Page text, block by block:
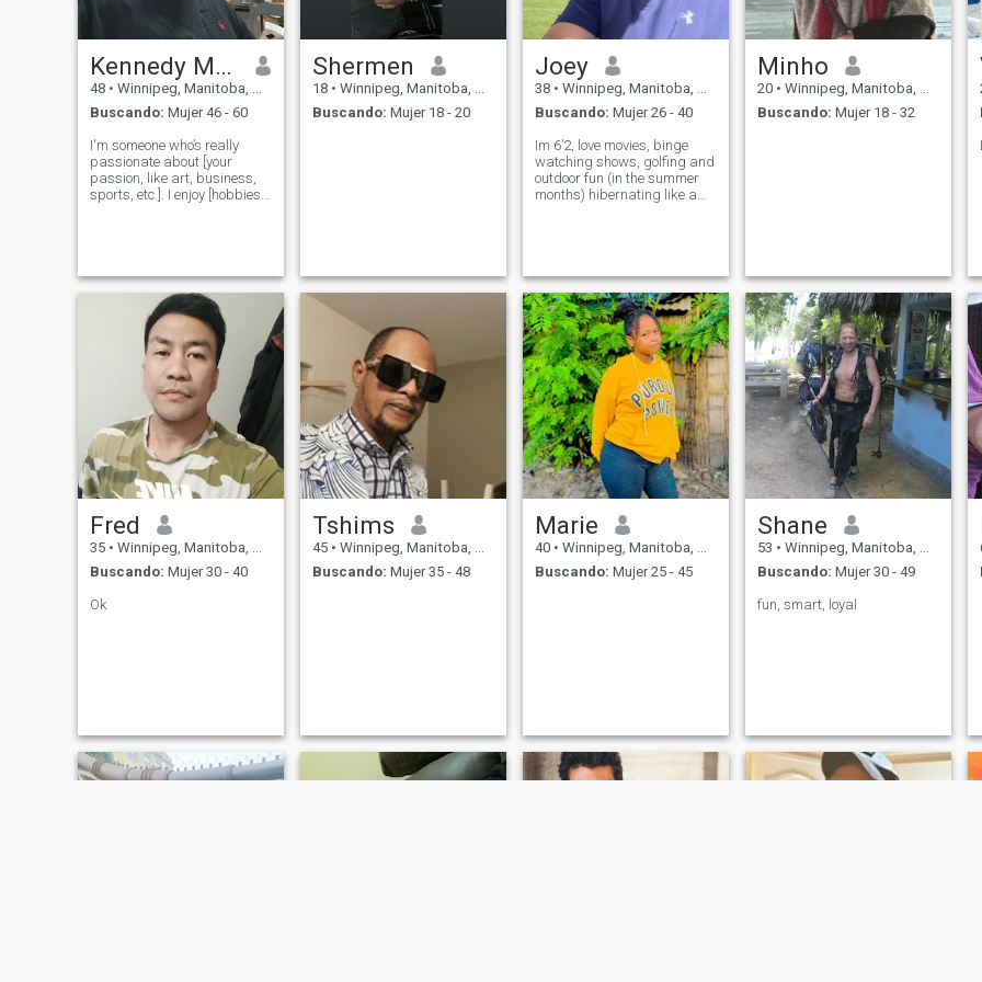
gran conversación/fecha
Kennedy Maynard
48 • Winnipeg, Manitoba, Canadá
Buscando: Mujer 46 - 60
I'm someone who’s really
passionate about [your
passion, like art, business,
sports, etc.]. I enjoy [hobbies
studying, working, building
som
Shermen
18 • Winnipeg, Manitoba, Canadá
Buscando: Mujer 18 - 20
Joey
38 • Winnipeg, Manitoba, Canadá
Buscando: Mujer 26 - 40
Im 6’2, love movies, binge
watching shows, golfing and
outdoor fun (in the summer
months) hibernating like a
Minho
20 • Winnipeg, Manitoba, Canadá
Buscando: Mujer 18 - 32
Fred
35 • Winnipeg, Manitoba, Canadá
Buscando: Mujer 30 - 40
Ok
Tshims
45 • Winnipeg, Manitoba, Canadá
Buscando: Mujer 35 - 48
Marie
40 • Winnipeg, Manitoba, Canadá
Buscando: Mujer 25 - 45
Shane
53 • Winnipeg, Manitoba, Canadá
Buscando: Mujer 30 - 49
fun, smart, loyal